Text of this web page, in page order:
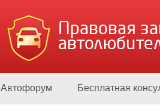
Правовая
Автофорум Бесплатная